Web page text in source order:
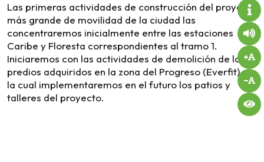
Las primeras actividades de construcción del proyecto
más grande de movilidad de la ciudad las
concentraremos inicialmente entre las estaciones
Caribe y Floresta correspondientes al tramo 1.
Iniciaremos con las actividades de demolición de los
predios adquiridos en la zona del Progreso (Everfit), en
la cual implementaremos en el futuro los patios y
talleres del proyecto.